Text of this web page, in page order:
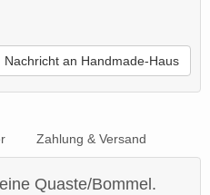
Nachricht an Handmade-Haus
Zahlung & Versand
Quaste/Bommel.